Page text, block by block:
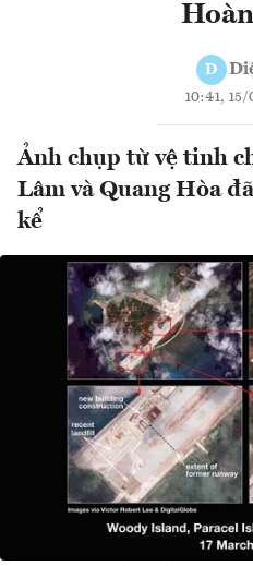
D
10:41,
Ảnh chụp từ vệ tinh
Lâm và Quang Hòa
kể